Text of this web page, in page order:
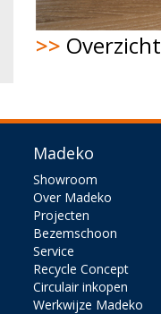
>> Overzicht
Madeko
Showroom
Over Madeko
Projecten
Bezemschoon
Service
Recycle Concept
Circulair inkopen
Werkwijze Madeko